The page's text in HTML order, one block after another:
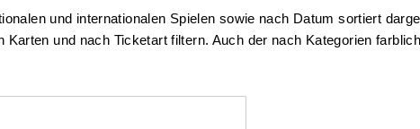
und internationalen Spielen sowie nach Datum sortiert
und nach Ticketart filtern. Auch der nach Kategorien